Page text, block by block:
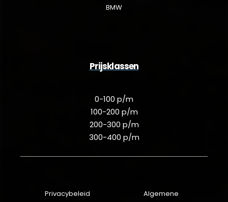
BMW
Prijsklassen
0-100 p/m
100-200 p/m
200-300 p/m
300-400 p/m
Privacybeleid Algemene